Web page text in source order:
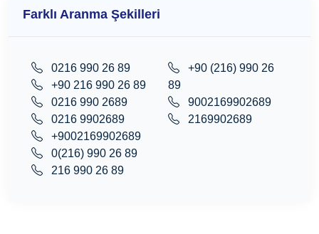
Farklı Aranma Şekilleri
0216 990 26 89
+90 216 990 26 89
0216 990 2689
0216 9902689
+90 (216) 990 26
89
9002169902689
2169902689
+9002169902689
0(216) 990 26 89
216 990 26 89